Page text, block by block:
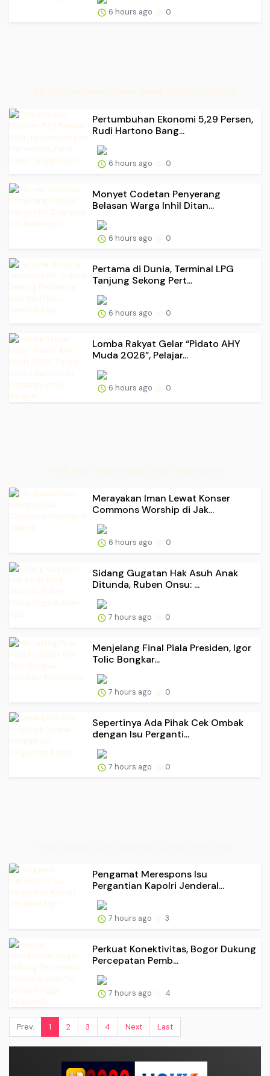
6 hours ago 0
Pertumbuhan Ekonomi 5,29 Persen,
Rudi Hartono Bang...
6 hours ago 0
Monyet Codetan Penyerang
Belasan Warga Inhil Ditan...
6 hours ago 0
Pertama di Dunia, Terminal LPG
Tanjung Sekong Pert...
6 hours ago 0
Lomba Rakyat Gelar “Pidato AHY
Muda 2026”, Pelajar...
6 hours ago 0
Merayakan Iman Lewat Konser
Commons Worship di Jak...
6 hours ago 0
Sidang Gugatan Hak Asuh Anak
Ditunda, Ruben Onsu: ...
7 hours ago 0
Menjelang Final Piala Presiden, Igor
Tolic Bongkar...
7 hours ago 0
Sepertinya Ada Pihak Cek Ombak
dengan Isu Perganti...
7 hours ago 0
Pengamat Merespons Isu
Pergantian Kapolri Jenderal...
7 hours ago 3
Perkuat Konektivitas, Bogor Dukung
Percepatan Pemb...
7 hours ago 4
Prev. 1 2 3 4 Next Last